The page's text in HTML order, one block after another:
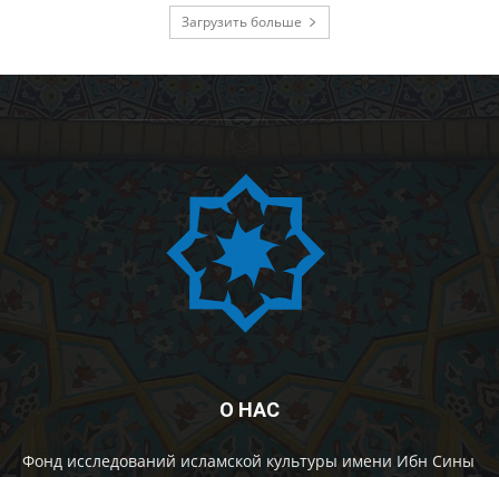
Загрузить больше
О НАС
Фонд исследований исламской культуры имени Ибн Сины